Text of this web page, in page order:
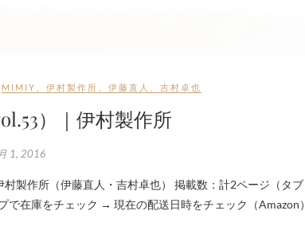
MIMIY 伊村製作所 伊藤直人 吉村卓也
）｜伊村製作所
1, 2016
在庫をチェック → 現在の配送日時をチェック（Amazon）